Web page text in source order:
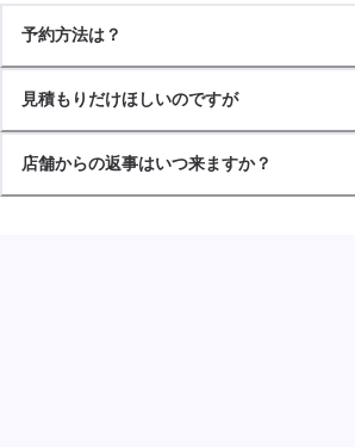
予約方法は？
見積もりだけほしいのですが
店舗からの返事はいつ来ますか？